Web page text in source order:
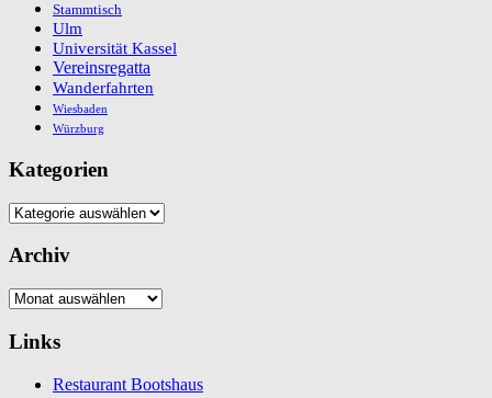
Stammtisch
Ulm
Universität Kassel
Vereinsregatta
Wanderfahrten
Wiesbaden
Würzburg
Kategorien
Kategorien
Archiv
Archiv
Links
Restaurant Bootshaus